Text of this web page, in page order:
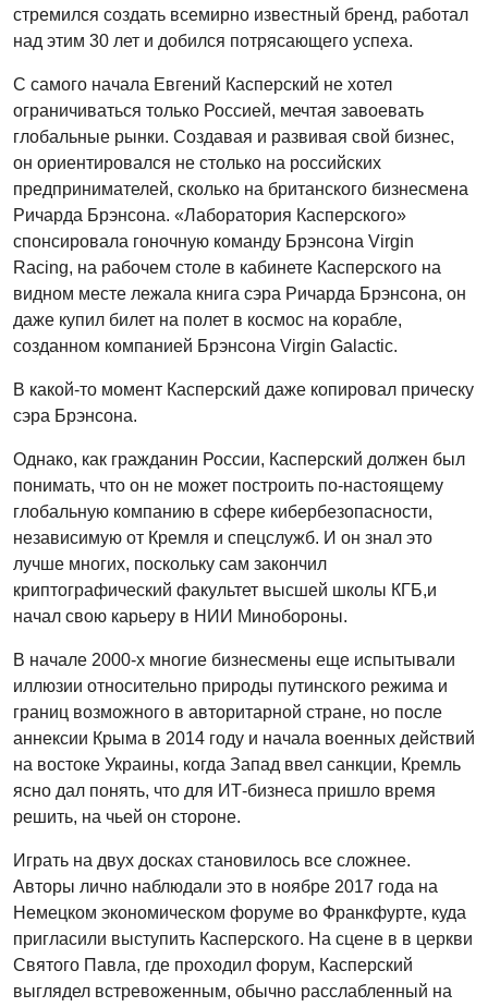
стремился создать всемирно известный бренд, работал
над этим 30 лет и добился потрясающего успеха.
С самого начала Евгений Касперский не хотел
ограничиваться только Россией, мечтая завоевать
глобальные рынки. Создавая и развивая свой бизнес,
он ориентировался не столько на российских
предпринимателей, сколько на британского бизнесмена
Ричарда Брэнсона. «Лаборатория Касперского»
спонсировала гоночную команду Брэнсона Virgin
Racing, на рабочем столе в кабинете Касперского на
видном месте лежала книга сэра Ричарда Брэнсона, он
даже купил билет на полет в космос на корабле,
созданном компанией Брэнсона Virgin Galactic.
В какой-то момент Касперский даже копировал прическу
сэра Брэнсона.
Однако, как гражданин России, Касперский должен был
понимать, что он не может построить по-настоящему
глобальную компанию в сфере кибербезопасности,
независимую от Кремля и спецслужб. И он знал это
лучше многих, поскольку сам закончил
криптографический факультет высшей школы КГБ,и
начал свою карьеру в НИИ Минобороны.
В начале 2000-х многие бизнесмены еще испытывали
иллюзии относительно природы путинского режима и
границ возможного в авторитарной стране, но после
аннексии Крыма в 2014 году и начала военных действий
на востоке Украины, когда Запад ввел санкции, Кремль
ясно дал понять, что для ИТ-бизнеса пришло время
решить, на чьей он стороне.
Играть на двух досках становилось все сложнее.
Авторы лично наблюдали это в ноябре 2017 года на
Немецком экономическом форуме во Франкфурте, куда
пригласили выступить Касперского. На сцене в в церкви
Святого Павла, где проходил форум, Касперский
выглядел встревоженным, обычно расслабленный на